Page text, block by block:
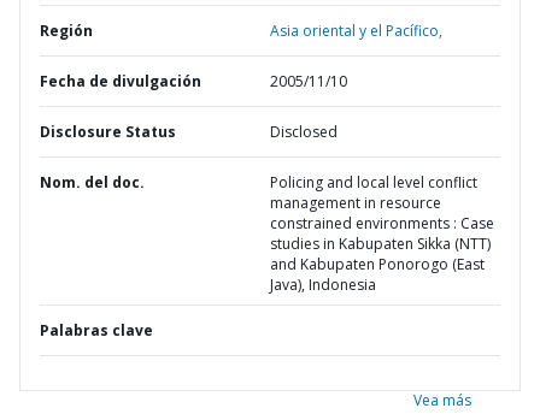
Región Asia oriental y el Pacífico,
Fecha de divulgación 2005/11/10
Disclosure Status Disclosed
Nom. del doc.
Policing and local level conflict
management in resource
constrained environments : Case
studies in Kabupaten Sikka (NTT)
and Kabupaten Ponorogo (East
Java), Indonesia
Palabras clave
Vea más